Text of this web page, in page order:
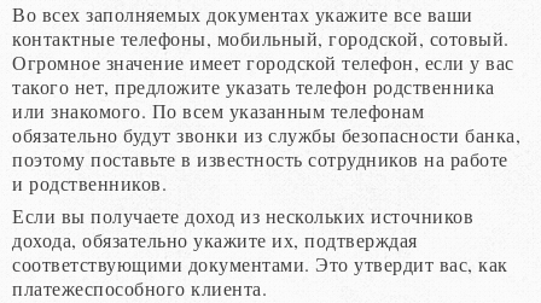
Во всех заполняемых документах укажите все ваши
контактные телефоны, мобильный, городской, сотовый.
Огромное значение имеет городской телефон, если у вас
такого нет, предложите указать телефон родственника
или знакомого. По всем указанным телефонам
обязательно будут звонки из службы безопасности банка,
поэтому поставьте в известность сотрудников на работе
и родственников.
Если вы получаете доход из нескольких источников
дохода, обязательно укажите их, подтверждая
соответствующими документами. Это утвердит вас, как
платежеспособного клиента.